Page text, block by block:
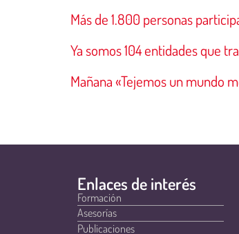
Más de 1.800 personas
Ya somos 104 entidades que
Mañana «Tejemos un mundo
Enlaces de interés
Formación
Asesorías
Publicaciones